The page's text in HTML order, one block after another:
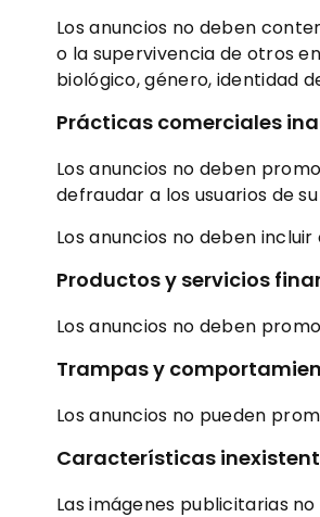
Los anuncios no deben
o la supervivencia de otros
biológico, género, identidad
Prácticas comerciales
Los anuncios no deben
defraudar a los usuarios de
Los anuncios no deben
Productosy servicios
Los anuncios no deben
Trampas y
Los anuncios no pueden
Características
Las imágenes publicitarias